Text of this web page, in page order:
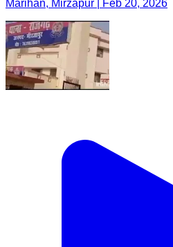
Marihan, Mirzapur | Feb 20, 2026